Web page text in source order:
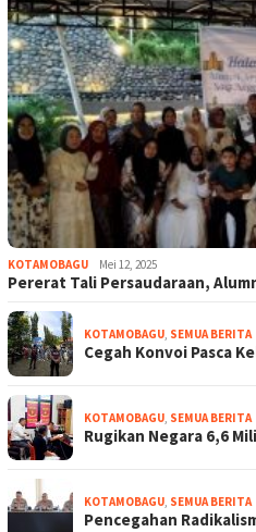
KOTAMOBAGU Mei 12, 2025
Pererat Tali Persaudaraan,
KOTAMOBAGU, SEMUA BERITA
Cegah Konvoi Pasca
KOTAMOBAGU, SEMUA BERITA
Rugikan Negara 6,6
KOTAMOBAGU, SEMUA BERITA
Pencegahan